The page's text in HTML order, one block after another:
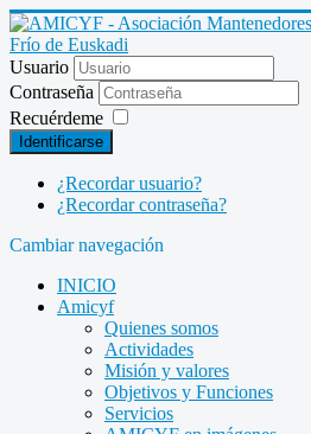
Usuario
Contraseña
Recuérdeme
Identificarse
¿Recordar usuario?
¿Recordar contraseña?
Cambiar navegación
INICIO
Amicyf
Quienes somos
Actividades
Misión y valores
Objetivos y Funciones
Servicios